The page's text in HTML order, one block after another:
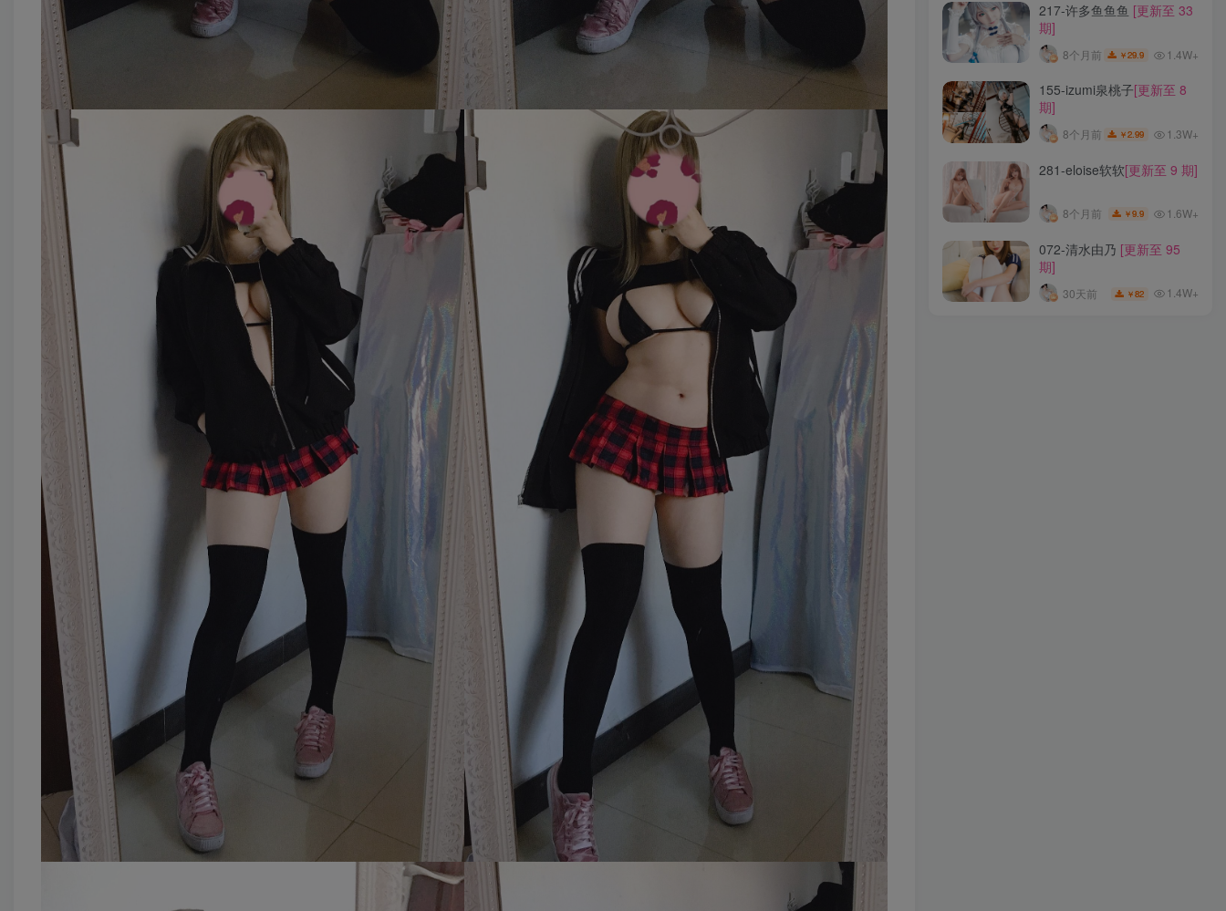
217-许多鱼鱼鱼 [更新至 33
期]
8个月前 ￥29.9 1.4W+
155-izumi泉桃子[更新至 8
期]
8个月前 ￥2.99 1.3W+
281-eloise软软[更新至 9 期]
8个月前 ￥9.9 1.6W+
072-清水由乃 [更新至 95
期]
30天前 ￥82 1.4W+
170 期]
期]